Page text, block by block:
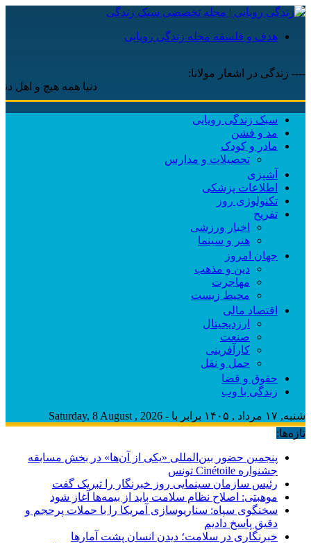
هدف و فلسفه مجله زندگی رویایی
---- زندگی در اشعار مولانا:
دنیا همه هیچ و اهل دنیا
سبک زندگی رویایی
مد و فشن
مادر و کودک
تحصیلات و مدارس
آشپزی
اطلاعات پزشکی
تکنولوژی روز
تفریح
اخبار ورزشی
هنر و سینما
جهان امروز
دین و مذهب
مهاجرت
محیط زیست
اقتصاد مالی
ارزدیجیتال
صنعت
کارآفرینی
حمل و نقل
حقوق و قضا
زندگی با وب
شنبه, ۱۷ مرداد , ۱۴۰۵ برابر با - Saturday, 8 August , 2026
تازه‌ها:
پنجمین حضور بین‌المللی «یکی از آن‌ها» در بخش مسابقه
جشنواره Cinétoile تونس
رئیس سازمان سینمایی روز خبرنگار را تبریک گفت
موهبتی: اصلاح نظام سلامت باید از بیمه‌ها آغاز شود
سخنگوی سپاه: سناریوسازی آمریکا را با حملات پرحجم‌‌ و
دقیق‌ پاسخ دادیم
خبرنگاری در سلامت؛ دیدن انسان پشت آمارها